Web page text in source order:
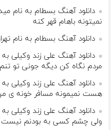
دانلود آهنگ بسطام به نام
نمیتونه باهام قهر کنه
دانلود آهنگ بسطام به نام
دانلود آهنگ علی زند
مردم نگاه كن دیگه جونى تو
دانلود آهنگ علی زند وکیلی
هست نمیمونه مسافر خونه ی
دانلود آهنگ علی زند وکیلی
ولی چشم كسی به بودنم نیست